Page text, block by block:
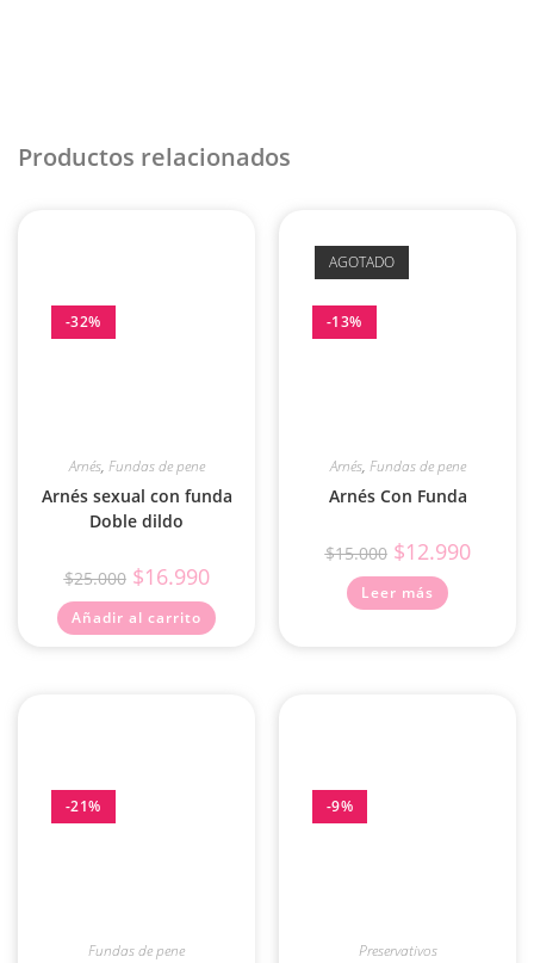
Productos relacionados
-32%
Arnés, Fundas de pene
Arnés sexual con funda
Doble dildo
$25.000 $16.990
Añadir al carrito
AGOTADO
-13%
Arnés, Fundas de pene
Arnés Con Funda
$15.000 $12.990
Leer más
-21%
Fundas de pene
-9%
Preservativos